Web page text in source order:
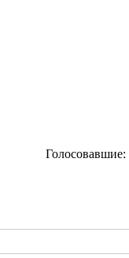
Голосовавшие: